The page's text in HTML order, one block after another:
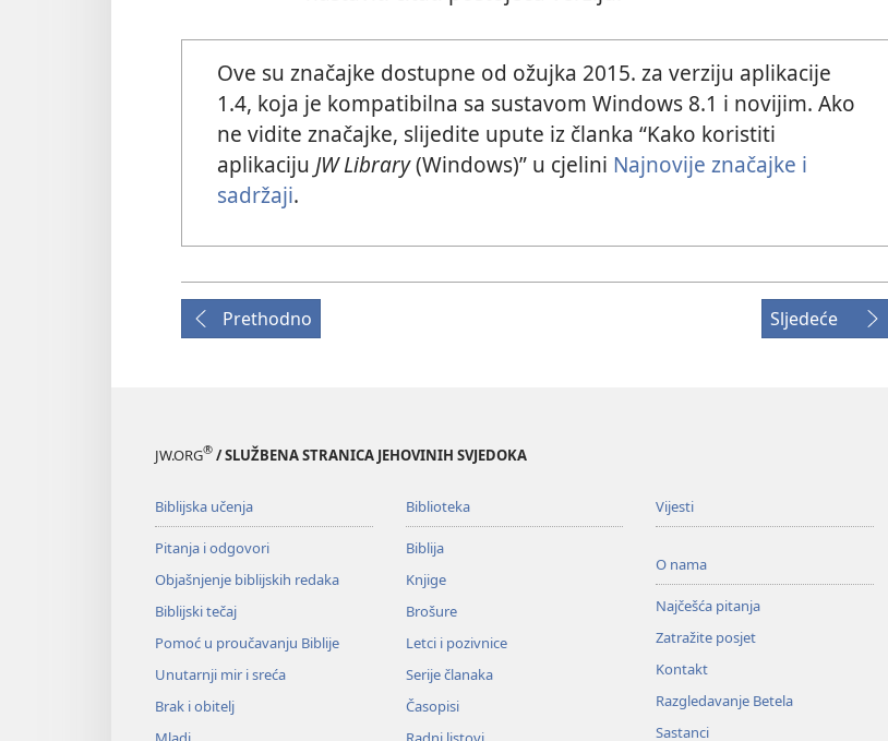
Ove su značajke dostupne od ožujka 2015. za verziju aplikacije
1.4, koja je kompatibilna sa sustavom Windows 8.1 i novijim. Ako
ne vidite značajke, slijedite upute iz članka “Kako koristiti
aplikaciju JW Library(Windows)” u cjelini Najnovije značajke i
sadržaji.
Prethodno Sljedeće
JW.ORG® / SLUŽBENA STRANICA JEHOVINIH SVJEDOKA
Biblijska učenja
Pitanja i odgovori
Objašnjenje biblijskih redaka
Biblijski tečaj
Pomoć u proučavanju Biblije
Unutarnji mir i sreća
Brak i obitelj
Biblioteka
Biblija
Knjige
Brošure
Letci i pozivnice
Serije članaka
Časopisi
Vijesti
O nama
Najčešća pitanja
Zatražite posjet
Kontakt
Razgledavanje Betela
Sastanci